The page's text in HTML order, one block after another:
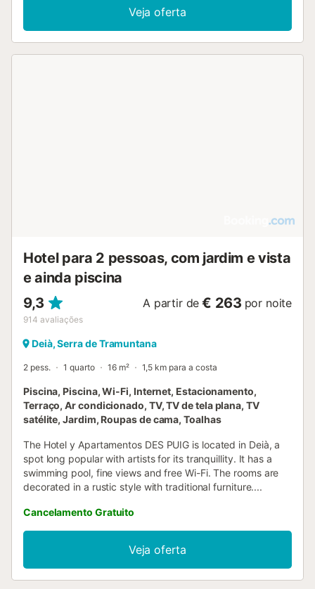
Veja oferta
Hotel para 2 pessoas, com jardim e vista
e ainda piscina
9,3
914 avaliações
A partir de € 263 por noite
Deià, Serra de Tramuntana
2 pess. 1 quarto 16 m² 1,5 km para a costa
Piscina, Piscina, Wi-Fi, Internet, Estacionamento,
Terraço, Ar condicionado, TV, TV de tela plana, TV
satélite, Jardim, Roupas de cama, Toalhas
The Hotel y Apartamentos DES PUIG is located in Deià, a
spot long popular with artists for its tranquillity. It has a
swimming pool, fine views and free Wi-Fi. The rooms are
decorated in a rustic style with traditional furniture....
Cancelamento Gratuito
Veja oferta